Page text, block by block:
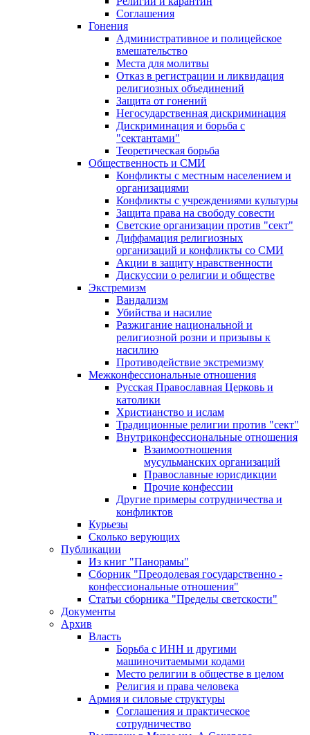
Соглашения
Гонения
Административное и полицейское
вмешательство
Места для молитвы
Отказ в регистрации и ликвидация
религиозных объединений
Защита от гонений
Негосударственная дискриминация
Дискриминация и борьба с
"сектантами"
Теоретическая борьба
Общественность и СМИ
Конфликты с местным населением и
организациями
Конфликты с учреждениями культуры
Защита права на свободу совести
Светские организации против "сект"
Диффамация религиозных
организаций и конфликты со СМИ
Акции в защиту нравственности
Дискуссии о религии и обществе
Экстремизм
Вандализм
Убийства и насилие
Разжигание национальной и
религиозной розни и призывы к
насилию
Противодействие экстремизму
Межконфессиональные отношения
Русская Православная Церковь и
католики
Христианство и ислам
Традиционные религии против "сект"
Внутриконфессиональные отношения
Взаимоотношения
мусульманских организаций
Православные юрисдикции
Прочие конфессии
Другие примеры сотрудничества и
конфликтов
Курьезы
Сколько верующих
Публикации
Из книг "Панорамы"
Сборник "Преодолевая государственно -
конфессиональные отношения"
Статьи сборника "Пределы светскости"
Документы
Архив
Власть
Борьба с ИНН и другими
машиночитаемыми кодами
Место религии в обществе в целом
Религия и права человека
Армия и силовые структуры
Соглашения и практическое
сотрудничество